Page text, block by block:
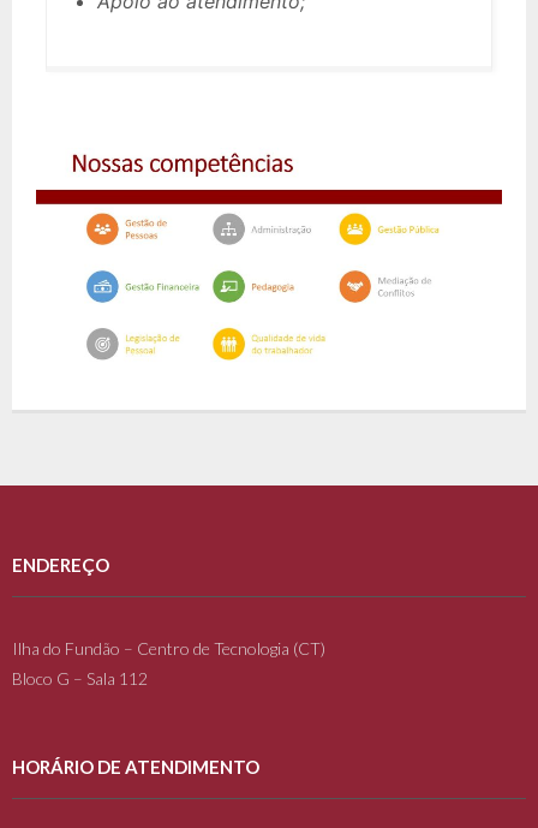
ENDEREÇO
Ilha do Fundão – Centro de Tecnologia (CT)
Bloco G – Sala 112
HORÁRIO DE ATENDIMENTO